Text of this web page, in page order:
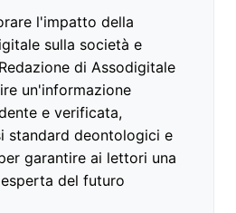
l'impatto della
sulla società e
di Assodigitale
un'informazione
e verificata,
standard deontologici e
garantire ai lettori una
del futuro